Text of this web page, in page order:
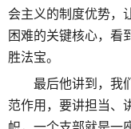
会主义的制度优势，
困难的关键核心，看
胜法宝。
最后他讲到，我
范作用，要讲担当、